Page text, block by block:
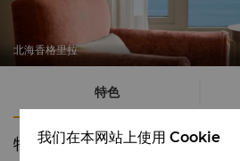
北海香格里拉
特色
特色套房
我们在本网站上使用 Cookie